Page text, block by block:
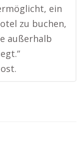
ein
zu buchen,
außerhalb